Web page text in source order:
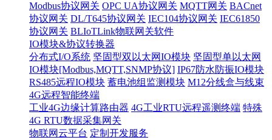
Modbus协议网关 OPC UA协议网关 MQTT网关 BACnet
协议网关 DL/T645协议网关 IEC104协议网关 IEC61850
协议网关 BLIoTLink物联网关软件
IO模块&协议转换器
分布式I/O系统 坚固型双以太网IO模块 坚固型单以太网
IO模块[Modbus,MQTT,SNMP协议] IP67防水防振IO模块
RS485远程IO模块 蓄电池组监测模块 M12分线盒与线束
4G远程智能终端
工业4G边缘计算路由器 4G工业RTU远程遥测终端 特殊
4G RTU数据采集网关
物联网云平台 定制开发服务